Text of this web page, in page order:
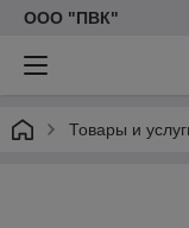
ООО "ПВК"
Товары и